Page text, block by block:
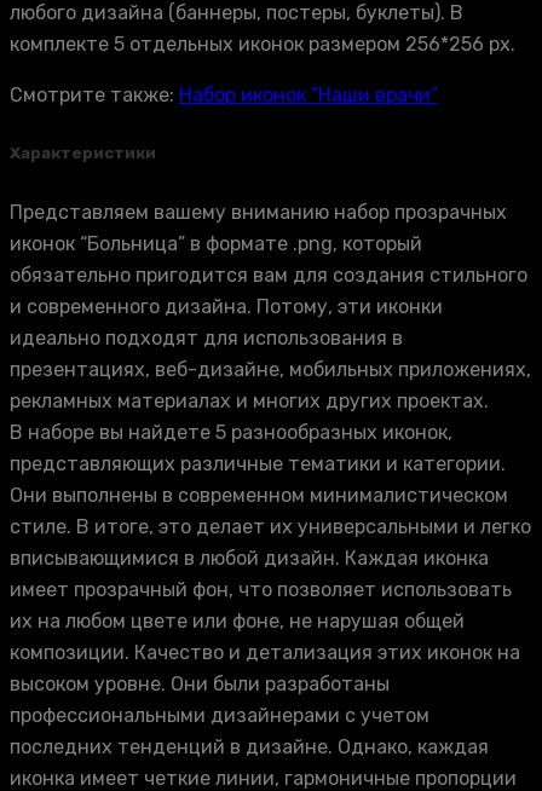
любого дизайна (баннеры, постеры, буклеты). В
комплекте 5 отдельных иконок размером 256*256 px.
Смотрите также: Набор иконок “Наши врачи”
Характеристики
Представляем вашему вниманию набор прозрачных
иконок “Больница” в формате .png, который
обязательно пригодится вам для создания стильного
и современного дизайна. Потому, эти иконки
идеально подходят для использования в
презентациях, веб-дизайне, мобильных приложениях,
рекламных материалах и многих других проектах.
В наборе вы найдете 5 разнообразных иконок,
представляющих различные тематики и категории.
Они выполнены в современном минималистическом
стиле. В итоге, это делает их универсальными и легко
вписывающимися в любой дизайн. Каждая иконка
имеет прозрачный фон, что позволяет использовать
их на любом цвете или фоне, не нарушая общей
композиции. Качество и детализация этих иконок на
высоком уровне. Они были разработаны
профессиональными дизайнерами с учетом
последних тенденций в дизайне. Однако, каждая
иконка имеет четкие линии, гармоничные пропорции